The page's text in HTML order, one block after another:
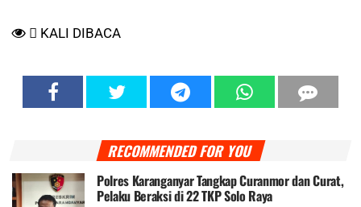
KALI DIBACA
RECOMMENDED FOR YOU
Polres Karanganyar Tangkap Curanmor dan Curat,
Pelaku Beraksi di 22 TKP Solo Raya